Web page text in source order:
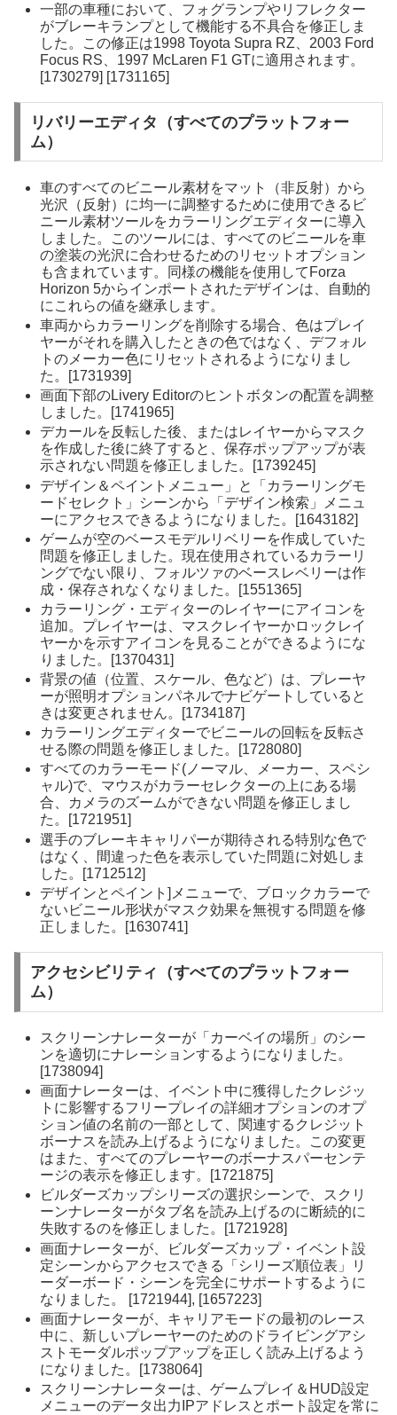
一部の車種において、フォグランプやリフレクター
がブレーキランプとして機能する不具合を修正しま
した。この修正は1998 Toyota Supra RZ、2003 Ford
Focus RS、1997 McLaren F1 GTに適用されます。
[1730279] [1731165]
リバリーエディタ（すべてのプラットフォー
ム）
車のすべてのビニール素材をマット（非反射）から
光沢（反射）に均一に調整するために使用できるビ
ニール素材ツールをカラーリングエディターに導入
しました。このツールには、すべてのビニールを車
の塗装の光沢に合わせるためのリセットオプション
も含まれています。同様の機能を使用してForza
Horizon 5からインポートされたデザインは、自動的
にこれらの値を継承します。
車両からカラーリングを削除する場合、色はプレイ
ヤーがそれを購入したときの色ではなく、デフォル
トのメーカー色にリセットされるようになりまし
た。[1731939]
画面下部のLivery Editorのヒントボタンの配置を調整
しました。[1741965]
デカールを反転した後、またはレイヤーからマスク
を作成した後に終了すると、保存ポップアップが表
示されない問題を修正しました。[1739245]
デザイン＆ペイントメニュー」と「カラーリングモ
ードセレクト」シーンから「デザイン検索」メニュ
ーにアクセスできるようになりました。[1643182]
ゲームが空のベースモデルリベリーを作成していた
問題を修正しました。現在使用されているカラーリ
ングでない限り、フォルツァのベースレベリーは作
成・保存されなくなりました。[1551365]
カラーリング・エディターのレイヤーにアイコンを
追加。プレイヤーは、マスクレイヤーかロックレイ
ヤーかを示すアイコンを見ることができるようにな
りました。[1370431]
背景の値（位置、スケール、色など）は、プレーヤ
ーが照明オプションパネルでナビゲートしていると
きは変更されません。[1734187]
カラーリングエディターでビニールの回転を反転さ
せる際の問題を修正しました。[1728080]
すべてのカラーモード(ノーマル、メーカー、スペシ
ャル)で、マウスがカラーセレクターの上にある場
合、カメラのズームができない問題を修正しまし
た。[1721951]
選手のブレーキキャリパーが期待される特別な色で
はなく、間違った色を表示していた問題に対処しま
した。[1712512]
デザインとペイント]メニューで、ブロックカラーで
ないビニール形状がマスク効果を無視する問題を修
正しました。[1630741]
アクセシビリティ（すべてのプラットフォー
ム）
スクリーンナレーターが「カーベイの場所」のシー
ンを適切にナレーションするようになりました。
[1738094]
画面ナレーターは、イベント中に獲得したクレジッ
トに影響するフリープレイの詳細オプションのオプ
ション値の名前の一部として、関連するクレジット
ボーナスを読み上げるようになりました。この変更
はまた、すべてのプレーヤーのボーナスパーセンテ
ージの表示を修正します。[1721875]
ビルダーズカップシリーズの選択シーンで、スクリ
ーンナレーターがタブ名を読み上げるのに断続的に
失敗するのを修正しました。[1721928]
画面ナレーターが、ビルダーズカップ・イベント設
定シーンからアクセスできる「シリーズ順位表」リ
ーダーボード・シーンを完全にサポートするように
なりました。 [1721944], [1657223]
画面ナレーターが、キャリアモードの最初のレース
中に、新しいプレーヤーのためのドライビングアシ
ストモーダルポップアップを正しく読み上げるよう
になりました。[1738064]
スクリーンナレーターは、ゲームプレイ＆HUD設定
メニューのデータ出力IPアドレスとポート設定を常に